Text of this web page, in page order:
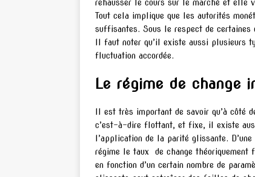
rehausser le cours sur le marché et elle
Tout cela implique que les autorités
suffisantes. Sous le respect de certaines
Il faut noter qu’il existe aussi plusieurs
fluctuation accordée.
Le régime de change
Il est très important de savoir qu’à côté
c’est-à-dire flottant, et fixe, il existe
l’application de la parité glissante.
régime le taux de change théoriquement
en fonction d’un certain nombre de